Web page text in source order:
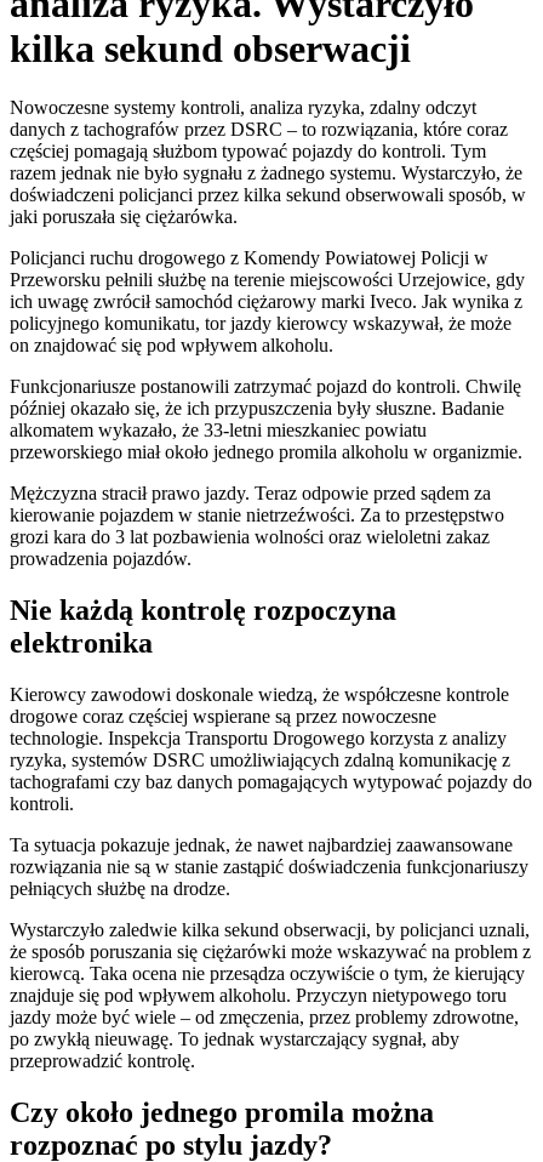
kilka sekund obserwacji
Nowoczesne systemy kontroli, analiza ryzyka, zdalny odczyt
danych z tachografów przez DSRC – to rozwiązania, które coraz
częściej pomagają służbom typować pojazdy do kontroli. Tym
razem jednak nie było sygnału z żadnego systemu. Wystarczyło, że
doświadczeni policjanci przez kilka sekund obserwowali sposób, w
jaki poruszała się ciężarówka.
Policjanci ruchu drogowego z Komendy Powiatowej Policji w
Przeworsku pełnili służbę na terenie miejscowości Urzejowice, gdy
ich uwagę zwrócił samochód ciężarowy marki Iveco. Jak wynika z
policyjnego komunikatu, tor jazdy kierowcy wskazywał, że może
on znajdować się pod wpływem alkoholu.
Funkcjonariusze postanowili zatrzymać pojazd do kontroli. Chwilę
później okazało się, że ich przypuszczenia były słuszne. Badanie
alkomatem wykazało, że 33-letni mieszkaniec powiatu
przeworskiego miał około jednego promila alkoholu w organizmie.
Mężczyzna stracił prawo jazdy. Teraz odpowie przed sądem za
kierowanie pojazdem w stanie nietrzeźwości. Za to przestępstwo
grozi kara do 3 lat pozbawienia wolności oraz wieloletni zakaz
prowadzenia pojazdów.
Nie każdą kontrolę rozpoczyna
elektronika
Kierowcy zawodowi doskonale wiedzą, że współczesne kontrole
drogowe coraz częściej wspierane są przez nowoczesne
technologie. Inspekcja Transportu Drogowego korzysta z analizy
ryzyka, systemów DSRC umożliwiających zdalną komunikację z
tachografami czy baz danych pomagających wytypować pojazdy do
kontroli.
Ta sytuacja pokazuje jednak, że nawet najbardziej zaawansowane
rozwiązania nie są w stanie zastąpić doświadczenia funkcjonariuszy
pełniących służbę na drodze.
Wystarczyło zaledwie kilka sekund obserwacji, by policjanci uznali,
że sposób poruszania się ciężarówki może wskazywać na problem z
kierowcą. Taka ocena nie przesądza oczywiście o tym, że kierujący
znajduje się pod wpływem alkoholu. Przyczyn nietypowego toru
jazdy może być wiele – od zmęczenia, przez problemy zdrowotne,
po zwykłą nieuwagę. To jednak wystarczający sygnał, aby
przeprowadzić kontrolę.
Czy około jednego promila można
rozpoznać po stylu jazdy?